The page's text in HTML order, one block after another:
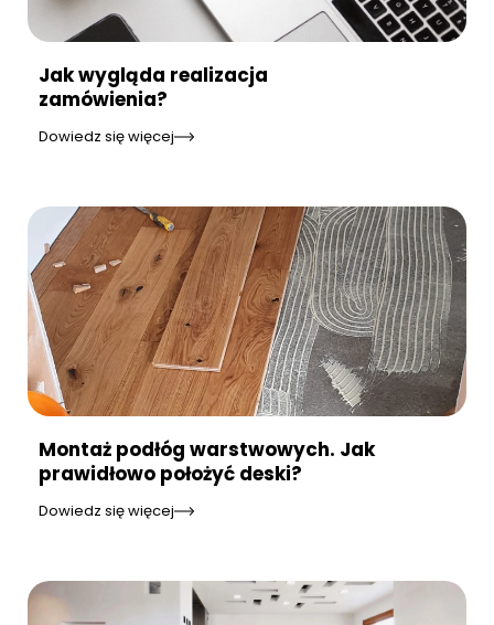
Jak wygląda realizacja
zamówienia?
Dowiedz się więcej
Montaż podłóg warstwowych. Jak
prawidłowo położyć deski?
Dowiedz się więcej